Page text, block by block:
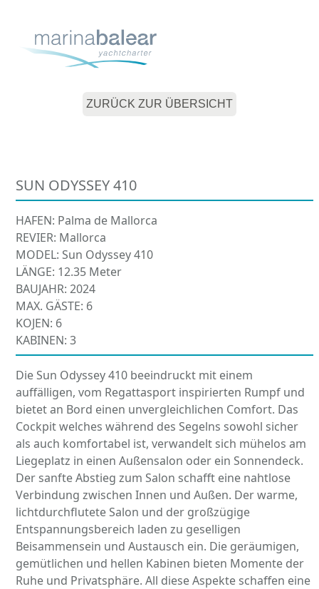
contentmobile
menu
mobile
menu
ZURÜCK ZUR ÜBERSICHT
SUN ODYSSEY 410
HAFEN: Palma de Mallorca
REVIER: Mallorca
MODEL: Sun Odyssey 410
LÄNGE: 12.35 Meter
BAUJAHR: 2024
MAX. GÄSTE: 6
KOJEN: 6
KABINEN: 3
Die Sun Odyssey 410 beeindruckt mit einem
auffälligen, vom Regattasport inspirierten Rumpf und
bietet an Bord einen unvergleichlichen Comfort. Das
Cockpit welches während des Segelns sowohl sicher
als auch komfortabel ist, verwandelt sich mühelos am
Liegeplatz in einen Außensalon oder ein Sonnendeck.
Der sanfte Abstieg zum Salon schafft eine nahtlose
Verbindung zwischen Innen und Außen. Der warme,
lichtdurchflutete Salon und der großzügige
Entspannungsbereich laden zu geselligen
Beisammensein und Austausch ein. Die geräumigen,
gemütlichen und hellen Kabinen bieten Momente der
Ruhe und Privatsphäre. All diese Aspekte schaffen eine